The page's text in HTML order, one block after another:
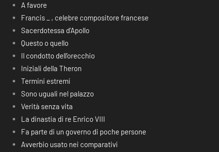
A favore
Francis _ , celebre compositore francese
Sacerdotessa d’Apollo
Questo o quello
Il condotto dell’orecchio
Iniziali della Theron
Termini estremi
Sono uguali nel palazzo
Verità senza vita
La dinastia di re Enrico VIII
Fa parte di un governo di poche persone
Avverbio usato nei comparativi